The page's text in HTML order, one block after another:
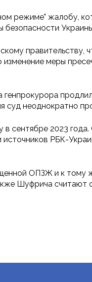
режиме" жалобу,
изменение меры
суд неоднократно
сентябре 2023
РБК-
ОПЗЖ и к
Шуфрича считают